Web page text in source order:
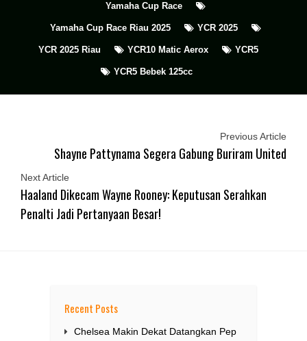
Yamaha Cup Race
Yamaha Cup Race Riau 2025 YCR 2025
YCR 2025 Riau YCR10 Matic Aerox YCR5
YCR5 Bebek 125cc
Previous Article
Shayne Pattynama Segera Gabung Buriram United
Next Article
Haaland Dikecam Wayne Rooney: Keputusan Serahkan
Penalti Jadi Pertanyaan Besar!
Recent Posts
Chelsea Makin Dekat Datangkan Pep